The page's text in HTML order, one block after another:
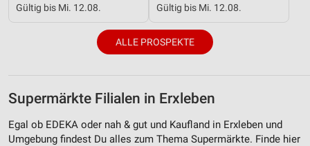
Gültig bis Mi. 12.08. Gültig bis Mi. 12.08.
ALLE PROSPEKTE
Supermärkte Filialen in Erxleben
Egal ob EDEKA oder nah & gut und Kaufland in Erxleben und
Umgebung findest Du alles zum Thema Supermärkte. Finde hier